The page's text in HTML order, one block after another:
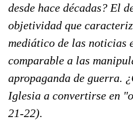
desde hace décadas? El
objetividad que
mediático de las noticias
comparable a las
apropaganda de guerra.
Iglesia a convertirse en
21-22).